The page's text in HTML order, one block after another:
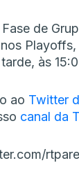
de
Playoffs,
às
ao Twitter
canal da